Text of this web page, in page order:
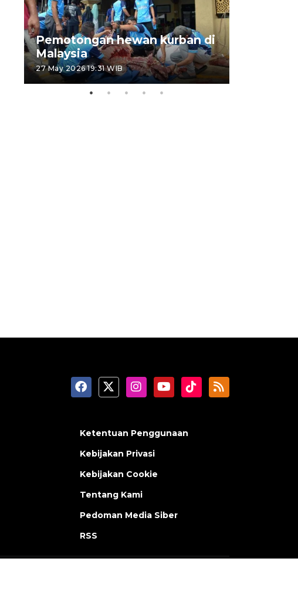
Pemotongan hewan kurban di
Malaysia
27 May 2026 19:31 WIB
Ketentuan Penggunaan
Kebijakan Privasi
Kebijakan Cookie
Tentang Kami
Pedoman Media Siber
RSS